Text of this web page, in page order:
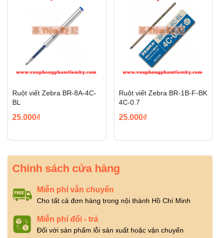
Ruột viết Zebra BR-8A-4C-
BL
25.000₫
Ruột viết Zebra BR-1B-F-BK
4C-0.7
25.000₫
Chính sách cửa hàng
Miễn phí vẫn chuyển
Cho tất cả đơn hàng trong nội thành Hồ Chí Minh
Miễn phí đổi - trả
Đối với sản phẩm lỗi sản xuất hoặc vận chuyển